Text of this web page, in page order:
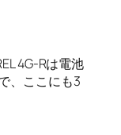
4G-Rは電池
、ここにも3